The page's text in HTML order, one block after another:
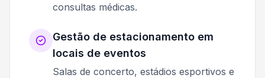
consultas médicas.
Gestão de estacionamento em
locais de eventos
Salas de concerto, estádios esportivos e